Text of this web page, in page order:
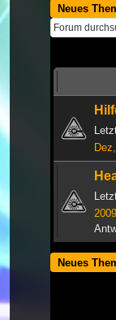
Neues
Neues